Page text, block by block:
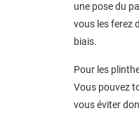
une pose du
vous les ferez
biais.
Pour les
Vous pouvez
vous éviter